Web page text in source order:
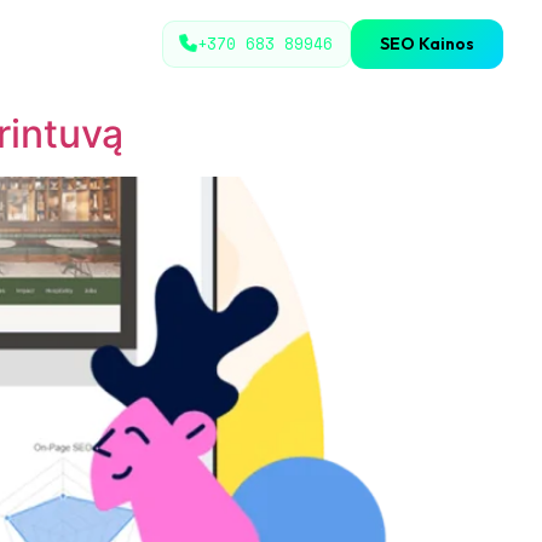
+370 683 89946 SEO Kainos